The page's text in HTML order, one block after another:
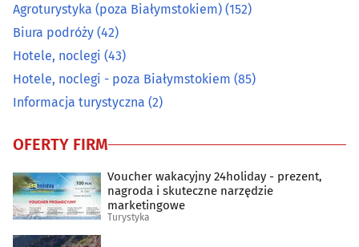
Agroturystyka (poza Białymstokiem) (152)
Biura podróży (42)
Hotele, noclegi (43)
Hotele, noclegi - poza Białymstokiem (85)
Informacja turystyczna (2)
OFERTY FIRM
Voucher wakacyjny 24holiday - prezent,
nagroda i skuteczne narzędzie
marketingowe
Turystyka